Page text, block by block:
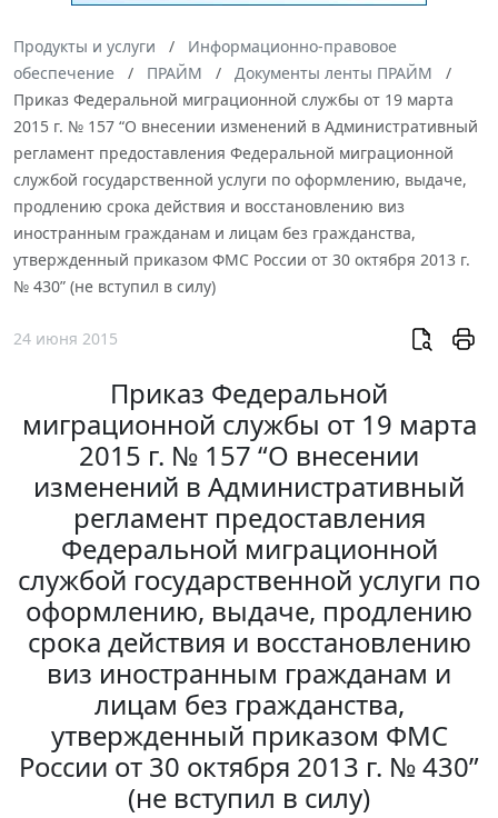
Продукты и услуги
Информационно-правовое
обеспечение
ПРАЙМ
Документы ленты ПРАЙМ
Приказ Федеральной миграционной службы от 19 марта
2015 г. № 157 “О внесении изменений в Административный
регламент предоставления Федеральной миграционной
службой государственной услуги по оформлению, выдаче,
продлению срока действия и восстановлению виз
иностранным гражданам и лицам без гражданства,
утвержденный приказом ФМС России от 30 октября 2013 г.
№ 430” (не вступил в силу)
24 июня 2015
Приказ Федеральной
миграционной службы от 19 марта
2015 г. № 157 “О внесении
изменений в Административный
регламент предоставления
Федеральной миграционной
службой государственной услуги по
оформлению, выдаче, продлению
срока действия и восстановлению
виз иностранным гражданам и
лицам без гражданства,
утвержденный приказом ФМС
России от 30 октября 2013 г. № 430”
(не вступил в силу)